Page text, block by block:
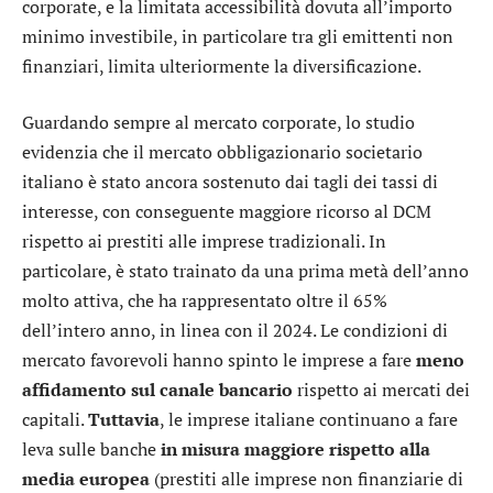
corporate, e la limitata accessibilità dovuta all’importo
minimo investibile, in particolare tra gli emittenti non
finanziari, limita ulteriormente la diversificazione.
Guardando sempre al mercato corporate, lo studio
evidenzia che il mercato obbligazionario societario
italiano è stato ancora sostenuto dai tagli dei tassi di
interesse, con conseguente maggiore ricorso al DCM
rispetto ai prestiti alle imprese tradizionali. In
particolare, è stato trainato da una prima metà dell’anno
molto attiva, che ha rappresentato oltre il 65%
dell’intero anno, in linea con il 2024. Le condizioni di
mercato favorevoli hanno spinto le imprese a faremeno
affidamento sul canale bancario rispetto ai mercati dei
capitali.Tuttavia, le imprese italiane continuano a fare
leva sulle banchein misura maggiore rispetto alla
media europea (prestiti alle imprese non finanziarie di